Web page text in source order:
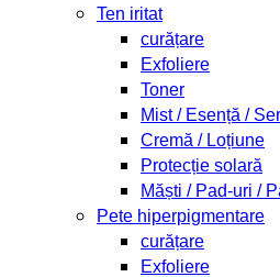
Ten iritat
curățare
Exfoliere
Toner
Mist / Esență / Ser
Cremă / Loțiune
Protecție solară
Măști / Pad-uri /
Pete hiperpigmentare
curățare
Exfoliere